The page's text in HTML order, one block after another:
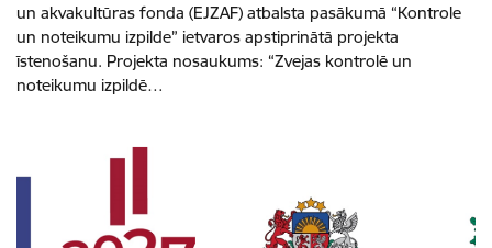
un akvakultūras fonda (EJZAF) atbalsta pasākumā “Kontrole
un noteikumu izpilde” ietvaros apstiprinātā projekta
īstenošanu. Projekta nosaukums: “Zvejas kontrolē un
noteikumu izpildē…